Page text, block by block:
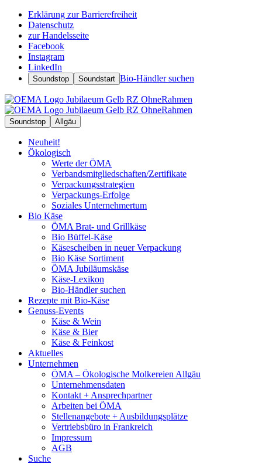
Erklärung zur Barrierefreiheit
Datenschutz
zur Handelsseite
Facebook
Instagram
LinkedIn
Soundstop Soundstart Bio-Händler suchen
Soundstop Allgäu
Neuheit!
Ökologisch
Werte der ÖMA
Verbandsmitgliedschaften/Zertifikate
Verpackungsstrategien
Verpackungs-Erfolge
Soziales Unternehmertum
Bio Käse
ÖMA Brat- und Grillkäse
Bio Büffel-Käse
Käsescheiben in neuer Verpackung
Bio Käse Sortiment
ÖMA Jubiläumskäse
Käse-Lexikon
Bio-Händler suchen
Rezepte mit Bio-Käse
Genuss-Events
Käse & Wein
Käse & Bier
Käse & Feinkost
Aktuelles
Unternehmen
ÖMA – Ökologische Molkereien Allgäu
Unternehmensdaten
Kontakt + Ansprechpartner
Arbeiten bei ÖMA
Stellenangebote + Ausbildungsplätze
Vertriebsbüro in Frankreich
Impressum
AGB
Suche